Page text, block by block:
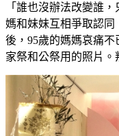
「誰也沒辦法改變誰
媽和妹妹互相爭取認
後，95歲的媽媽哀痛
家祭和公祭用的照片。